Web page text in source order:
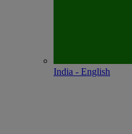
India - English